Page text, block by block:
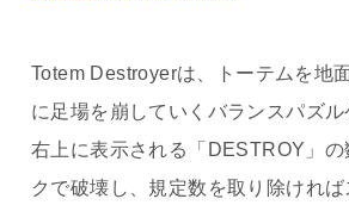
Totem Destroyerは、トーテムを地
に足場を崩していくバランスパズル
右上に表示される「DESTROY」の
クで破壊し、規定数を取り除けれ